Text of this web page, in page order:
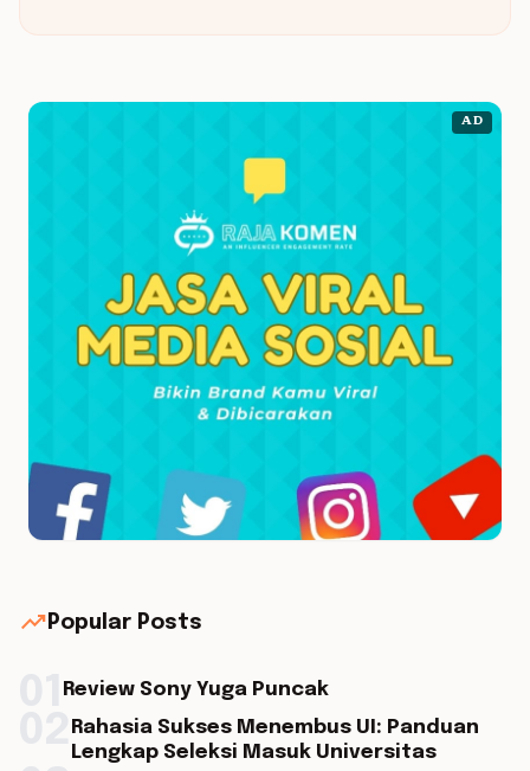
AD
trending_up Popular Posts
Review Sony Yuga Puncak
Rahasia Sukses Menembus UI: Panduan
Lengkap Seleksi Masuk Universitas